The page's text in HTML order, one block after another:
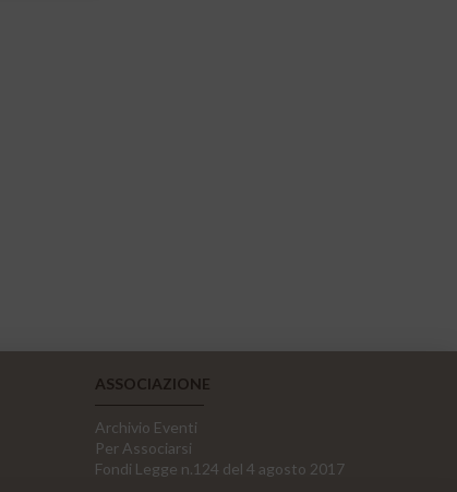
ASSOCIAZIONE
Archivio Eventi
Per Associarsi
Fondi Legge n.124 del 4 agosto 2017